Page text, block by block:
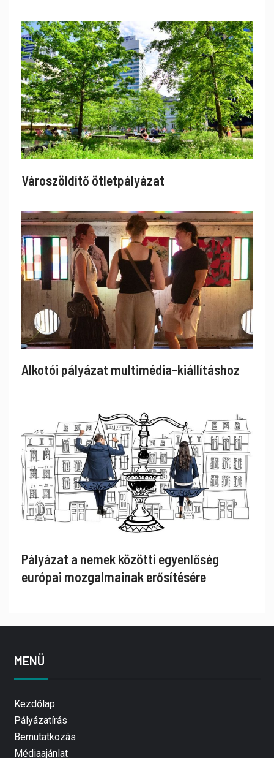
Városzöldítő ötletpályázat
Alkotói pályázat multimédia-kiállításhoz
Pályázat a nemek közötti egyenlőség
európai mozgalmainak erősítésére
MENÜ
Kezdőlap
Pályázatírás
Bemutatkozás
Médiaajánlat